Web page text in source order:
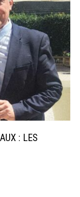
: LES